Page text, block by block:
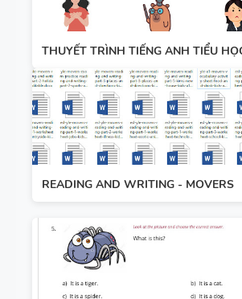
THUYẾT TRÌNH TIẾNG ANH TIỂU
READING AND WRITING - MOVERS